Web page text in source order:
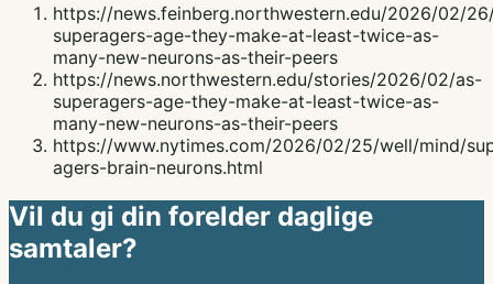
https://news.feinberg.northwestern.edu/2026/02/
superagers-age-they-make-at-least-twice-as-
many-new-neurons-as-their-peers
https://news.northwestern.edu/stories/2026/02/as-
superagers-age-they-make-at-least-twice-as-
many-new-neurons-as-their-peers
https://www.nytimes.com/2026/02/25/well/mind/
agers-brain-neurons.html
Vil du gi din forelder daglige
samtaler?